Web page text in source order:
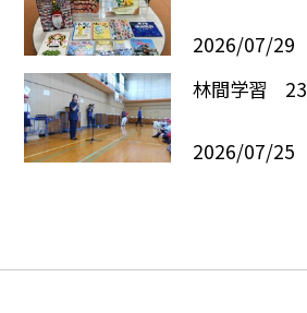
2026/07/29
林間学習 23
2026/07/25